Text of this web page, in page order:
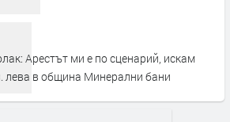
Арестът ми е по сценарий, искам
лева в община Минерални бани